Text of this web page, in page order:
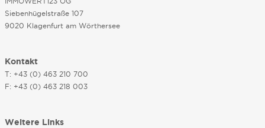
Siebenhügelstraße 107
9020 Klagenfurt am Wörthersee
Kontakt
T: +43 (0) 463 210 700
F: +43 (0) 463 218 003
Weitere Links